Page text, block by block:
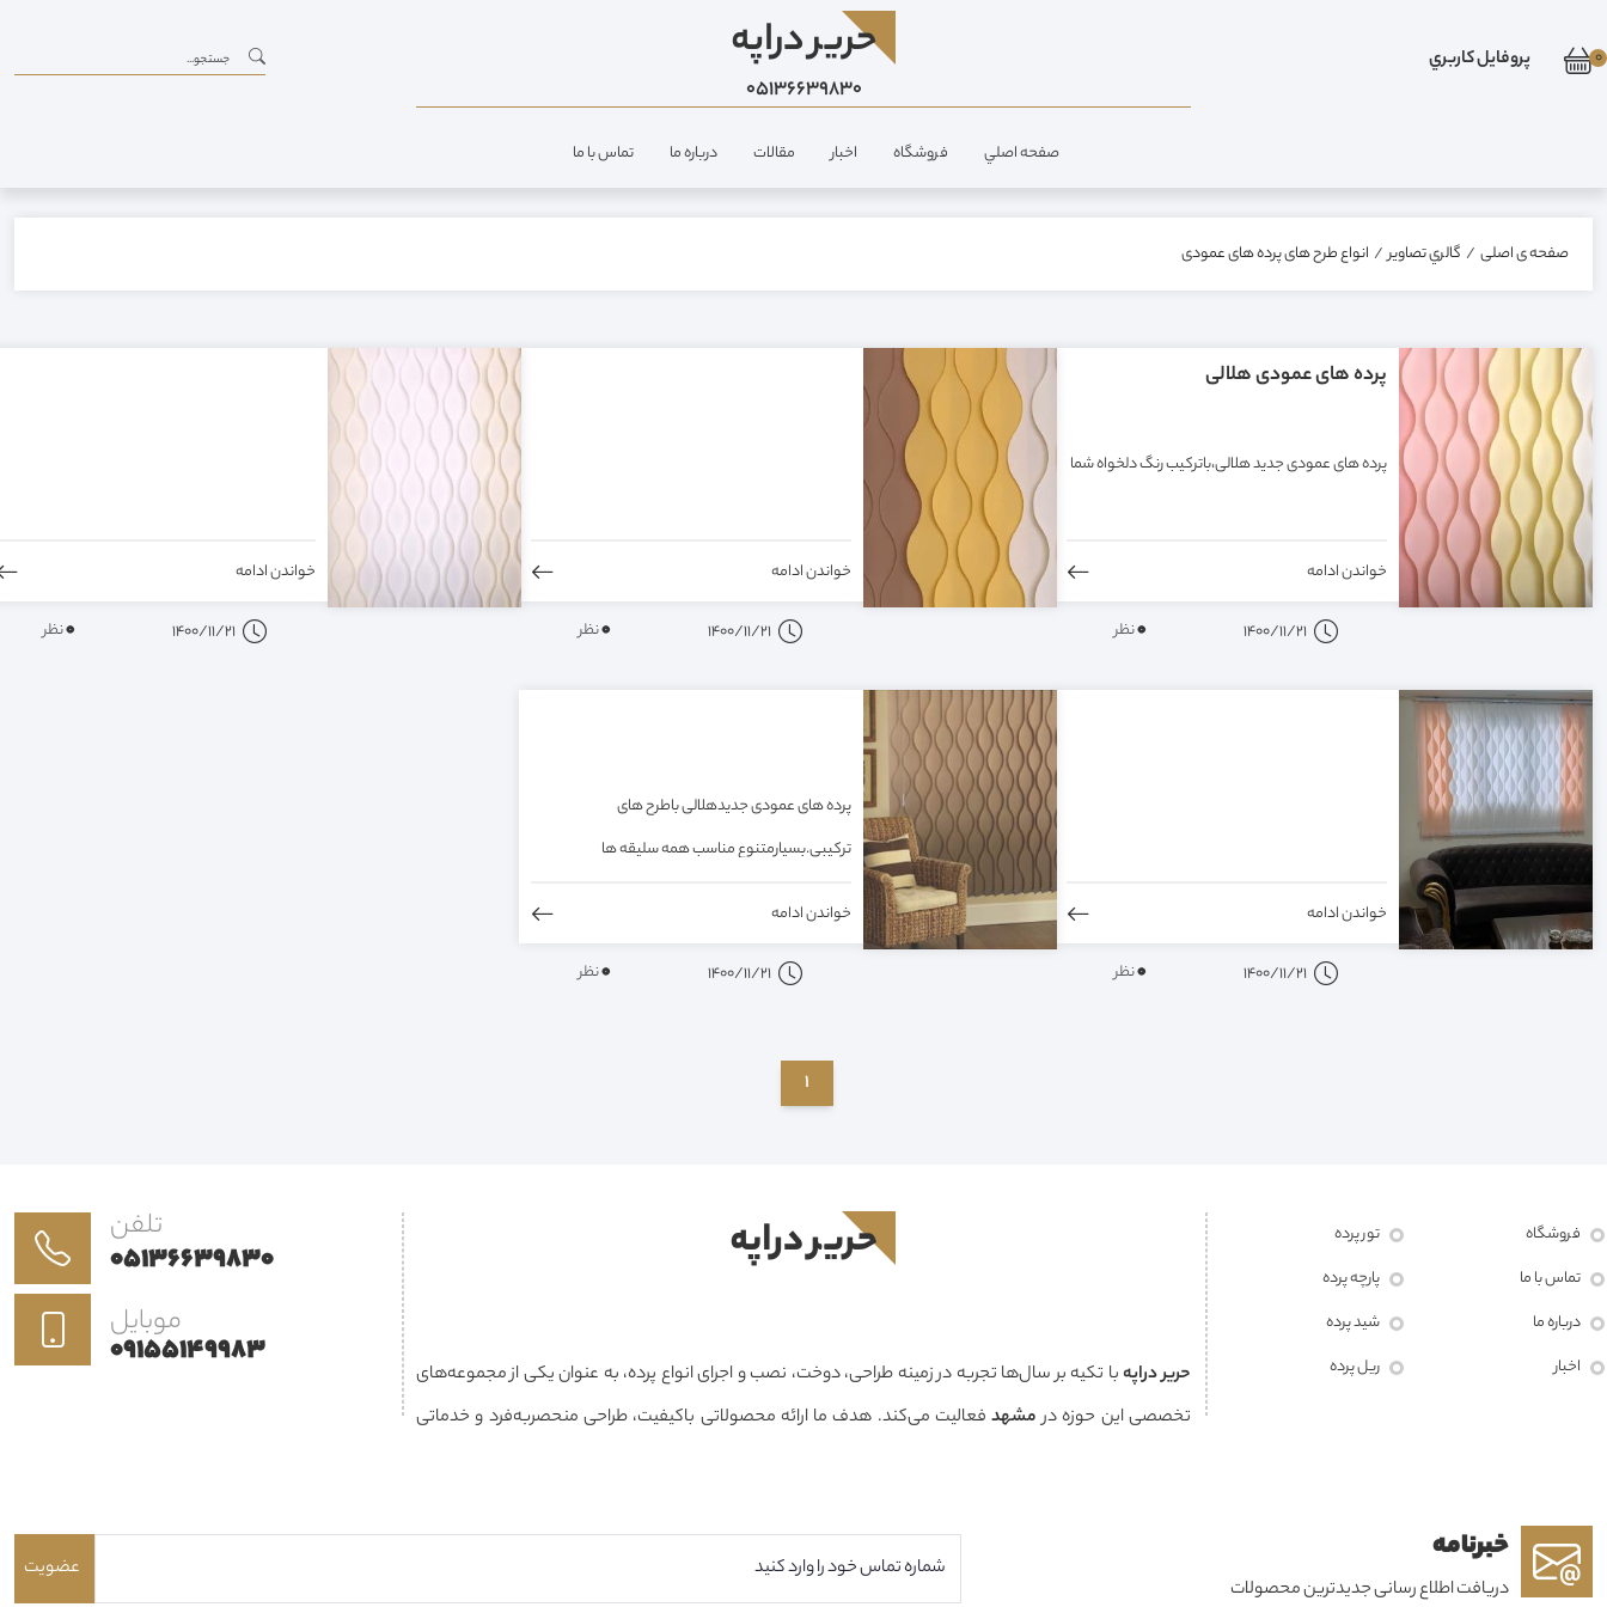
0 پروفايل کاربري حرير دراپه
05136639830
صفحه اصلي فروشگاه اخبار مقالات درباره ما تماس با ما
صفحه ی اصلی / گالري تصاوير/ انواع طرح های پرده های عمودی
پرده های عمودی هلالی
پرده های عمودی جدید هلالی،باترکیب رنگ دلخواه شما
خواندن ادامه
1400/11/21
0نظر
خواندن ادامه
1400/11/21
0نظر
خواندن ادامه
1400/11/21
0نظر
خواندن ادامه
1400/11/21
0نظر
پرده های عمودی جدیدهلالی باطرح های
ترکیبی.بسیارمتنوع مناسب همه سلیقه ها
خواندن ادامه
1400/11/21
0نظر
1
فروشگاه
تماس با ما
درباره ما
اخبار
تور پرده
پارچه پرده
شید پرده
ریل پرده
حرير دراپه
حرير دراپهبا تکیه بر سال‌ها تجربه در زمینه طراحی، دوخت، نصب و اجرای انواع پرده، به عنوان یکی از مجموعه‌های
تخصصی این حوزه درمشهد
فعالیت می‌کند. هدف ما ارائه محصولاتی باکیفیت، طراحی منحصربه‌فرد و خدماتی
تلفن
05136639830
موبایل
09155149983
خبرنامه
دریافت اطلاع رسانی جدیدترین محصولات
عضویت